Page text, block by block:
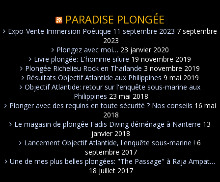
PARADISE PLONGÉE
Expo-Vente Immersion Poétique 11 septembre 2023 7 septembre
2023
Plongez avec moi… 23 janvier 2020
Livre plongée: L'homme silure 19 novembre 2019
Plongée Richelieu Rock en Thaïlande 3 novembre 2019
Résultats Objectif Atlantide aux Philippines 9 mai 2019
Objectif Atlantide: retour sur l'enquête sous-marine aux
Philippines 23 mai 2018
Plonger avec des requins en toute sécurité ? Nos conseils 16 mai
2018
Le magasin de plongée Fadis Diving déménage à Nanterre 13
janvier 2018
Lancement Objectif Atlantide, l'enquête sous-marine ! 6
septembre 2017
Une de mes plus belles plongées: "The Passage" à Raja Ampat…
18 juillet 2017